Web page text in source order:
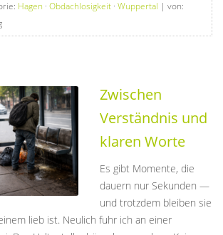
Hagen · Obdachlosigkeit · Wuppertal | von:
Zwischen
Verständnis und
klaren Worte
Es gibt Momente, die
dauern nur Sekunden —
und trotzdem bleiben sie
lieb ist. Neulich fuhr ich an einer